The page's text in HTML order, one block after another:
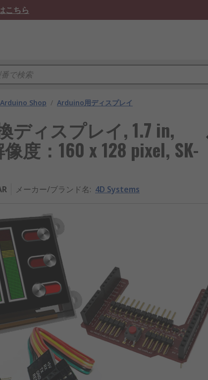
こちら
Arduino Shop / Arduino用ディスプレイ
ディスプレイ, 1.7 in,
度：160 x 128 pixel, SK-
メーカー/ブランド名: 4D Systems